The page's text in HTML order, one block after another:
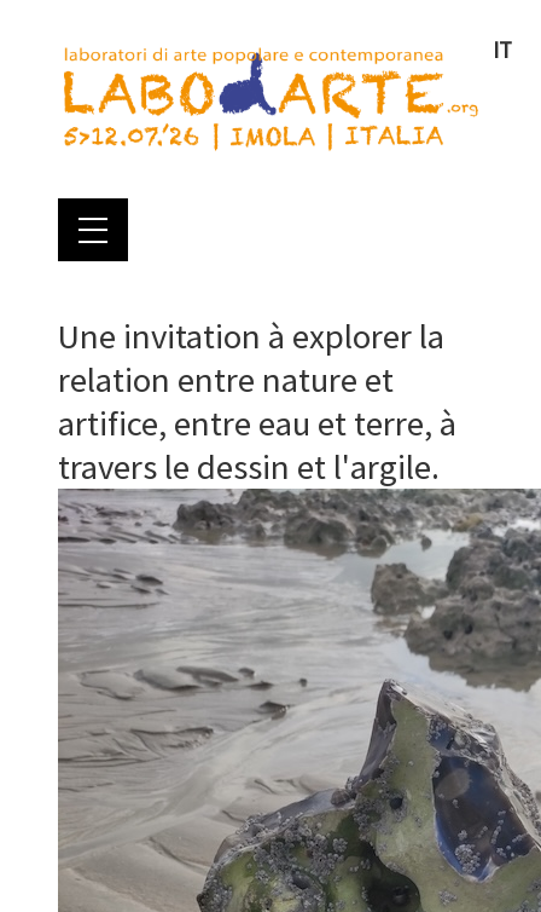
IT
Une invitation à explorer la
relation entre nature et
artifice, entre eau et terre, à
travers le dessin et l'argile.